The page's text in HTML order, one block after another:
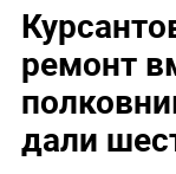
ремонт
дали